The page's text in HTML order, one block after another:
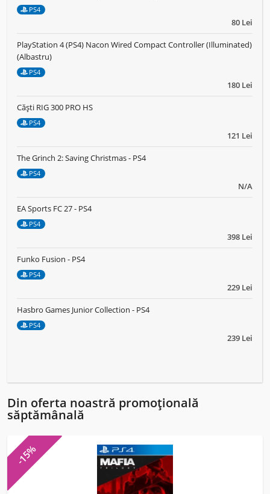
80 Lei
PS4
180 Lei
PlayStation 4 (PS4) Nacon Wired Compact Controller (Illuminated)
(Albastru)
PS4
121 Lei
Căști RIG 300 PRO HS
PS4
N/A
The Grinch 2: Saving Christmas - PS4
PS4
398 Lei
EA Sports FC 27 - PS4
PS4
229 Lei
Funko Fusion - PS4
PS4
239 Lei
Hasbro Games Junior Collection - PS4
PS4
Din oferta noastră promoțională
săptămânală
-15%